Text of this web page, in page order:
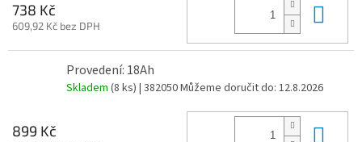
738 Kč
609,92 Kč bez DPH
Provedení: 18Ah
Skladem (8 ks) | 382050Můžeme doručit do: 12.8.2026
899 Kč